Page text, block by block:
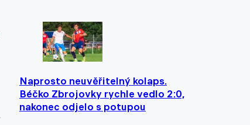
Naprosto neuvěřitelný kolaps.
Béčko Zbrojovky rychle vedlo 2:0,
nakonec odjelo s potupou